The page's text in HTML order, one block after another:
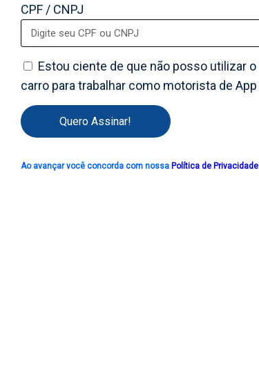
CPF / CNPJ
Estou ciente de que não posso utilizar o
carro para trabalhar como motorista de App
Quero Assinar!
Ao avançar você concorda com nossa Política de Privacidade